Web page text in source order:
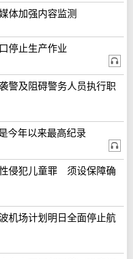
体加强内容监测
停止生产作业
警及阻碍警务人员执行职
今年以来最高纪录
侵犯儿童罪 须设保障确
机场计划明日全面停止航